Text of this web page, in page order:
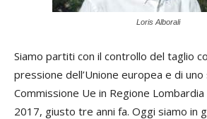
Loris Alborali
Siamo partiti con il controllo del taglio
pressione dell’Unione europea e di
Commissione Ue in Regione
2017, giusto tre anni fa. Oggi siamo in